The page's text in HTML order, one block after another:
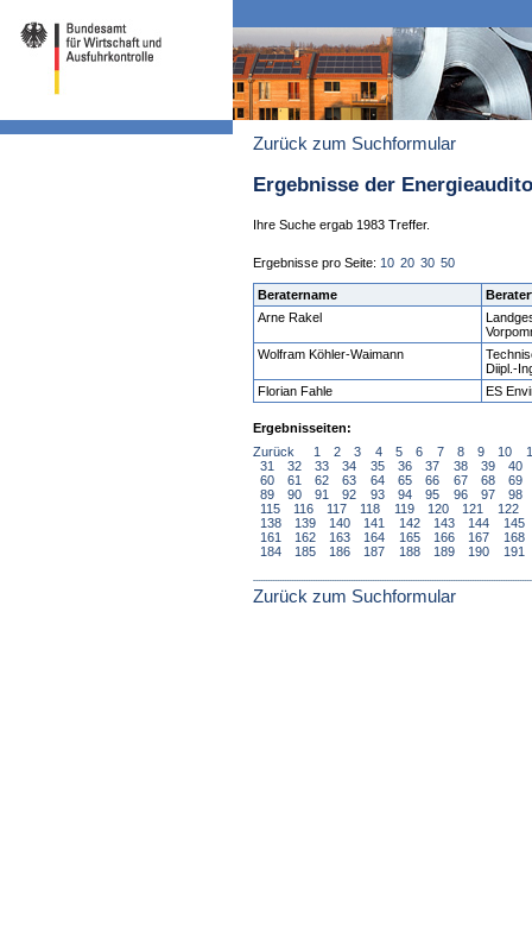
Zurück zum Suchformular
Ergebnisse der
Ihre Suche ergab 1983 Treffer.
Ergebnisse pro Seite: 10 20 30 50
Beratername
Arne Rakel
Wolfram Köhler-Waimann
Diipl.-
Florian Fahle
ES
Ergebnisseiten:
Zurück
1 2 3 4 5 6 7 8 9 10
31
32 33 34 35 36 37 38 39
40
60
61 62 63 64 65 66 67 68
69
89
90 91 92 93 94 95 96 97
98
115
116 117 118 119 120 121 122
138
139 140 141 142 143 144
145
161
162 163 164 165 166 167
168
184
185 186 187 188 189 190 191
Zurück zum Suchformular